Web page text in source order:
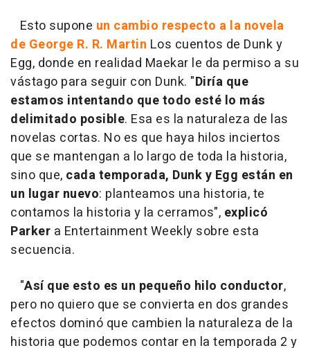
Esto supone un cambio respecto a la novela
de George R. R. Martin Los cuentos de Dunk y
Egg, donde en realidad Maekar le da permiso a su
vástago para seguir con Dunk. "Diría que
estamos intentando que todo esté lo más
delimitado posible. Esa es la naturaleza de las
novelas cortas. No es que haya hilos inciertos
que se mantengan a lo largo de toda la historia,
sino que, cada temporada, Dunk y Egg están en
un lugar nuevo: planteamos una historia, te
contamos la historia y la cerramos", explicó
Parker a Entertainment Weekly sobre esta
secuencia.
"Así que esto es un pequeño hilo conductor,
pero no quiero que se convierta en dos grandes
efectos dominó que cambien la naturaleza de la
historia que podemos contar en la temporada 2 y